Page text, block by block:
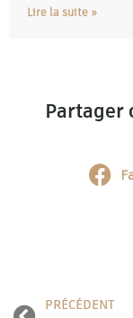
Lire la suite »
Partager
PRÉCÉDENT